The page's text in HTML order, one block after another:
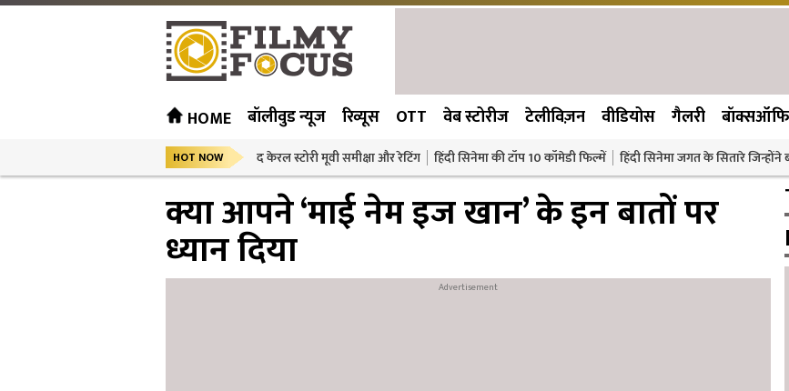
HOME बॉलीवुड न्यूज रिव्यूस OTT वेब स्टोरीज टेलीविज़न वीडियोस गैलरी
HOT NOW द केरल स्टोरी मूवी समीक्षा और रेटिंग हिंदी सिनेमा की टॉप 10 कॉमेडी फिल्में हिंदी सिनेमा जगत के सितारे
क्या आपने ‘माई नेम इज खान’ के इन बातों पर
ध्यान दिया